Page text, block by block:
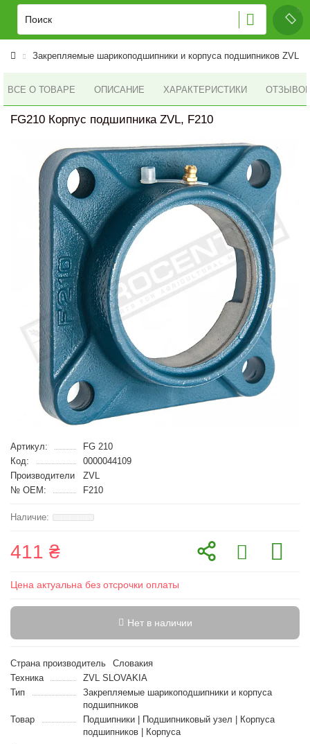
Закрепляемые шарикоподшипники и корпуса подшипников ZVL
ВСЕ О ТОВАРЕ ОПИСАНИЕ ХАРАКТЕРИСТИКИ ОТЗЫВОВ
FG210 Корпус подшипника ZVL, F210
Артикул:
FG 210
Код:
0000044109
Производители
ZVL
№ OEM:
F210
411 ₴
Цена актуальна без отсрочки оплаты
Нет в наличии
Страна производитель
Словакия
Техника
ZVL SLOVAKIA
Тип
Закрепляемые шарикоподшипники и корпуса
подшипников
Товар
Подшипники | Подшипниковый узел | Корпуса
подшипников | Корпуса